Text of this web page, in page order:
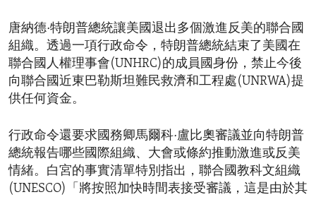
唐納德·特朗普總統讓美國退出多個激進反美的聯合國
組織。透過一項行政命令，特朗普總統結束了美國在
聯合國人權理事會(UNHRC)的成員國身份，禁止今後
向聯合國近東巴勒斯坦難民救濟和工程處(UNRWA)提
供任何資金。
行政命令還要求國務卿馬爾科·盧比奧審議並向特朗普
總統報告哪些國際組織、大會或條約推動激進或反美
情緒。白宮的事實清單特別指出，聯合國教科文組織
(UNESCO)「將按照加快時間表接受審議，這是由於其